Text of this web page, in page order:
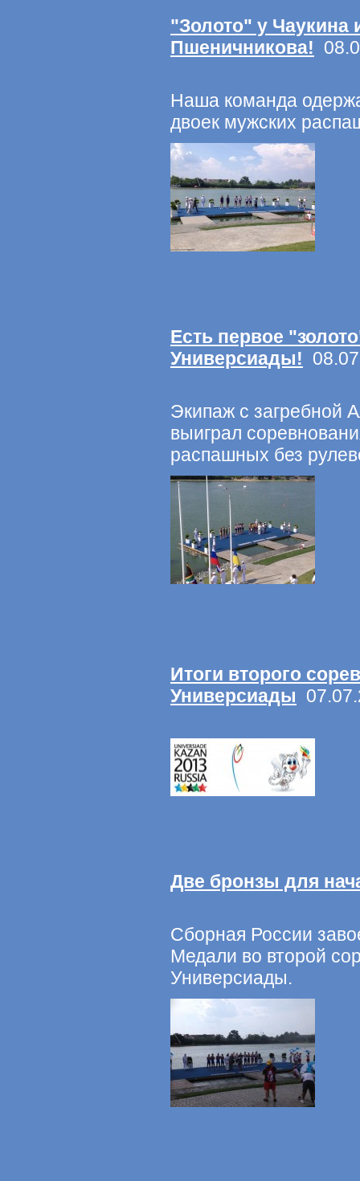
"Золото" у Чаукина
Пшеничникова!
Наша команда
двоек мужских
Есть первое
Универсиады!
Экипаж с загребной
выиграл
распашных без
Итоги второго
Универсиады
Две бронзы для
Сборная России
Медали во второй
Универсиады.